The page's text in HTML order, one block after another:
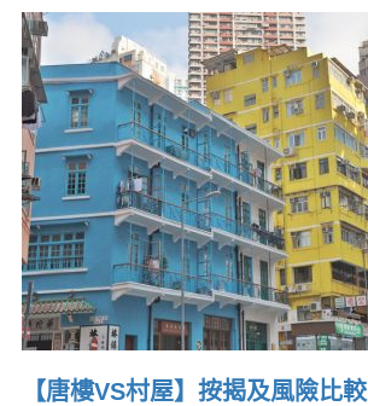
【唐樓VS村屋】按揭及風險比較